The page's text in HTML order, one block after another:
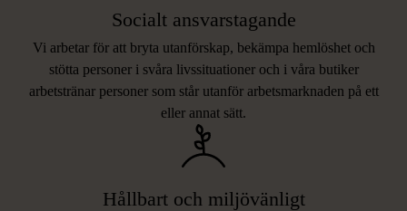
Socialt ansvarstagande
Vi arbetar för att bryta utanförskap, bekämpa hemlöshet och
stötta personer i svåra livssituationer och i våra butiker
arbetstränar personer som står utanför arbetsmarknaden på ett
eller annat sätt.
Hållbart och miljövänligt